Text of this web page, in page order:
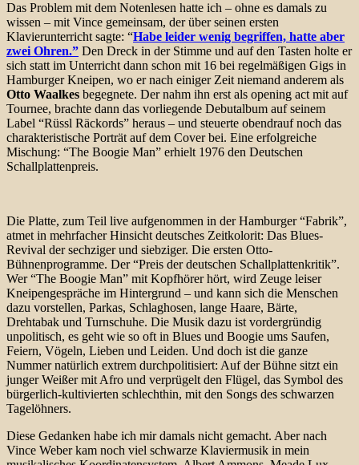
Das Problem mit dem Notenlesen hatte ich – ohne es damals zu
wissen – mit Vince gemeinsam, der über seinen ersten
Klavierunterricht sagte: “Habe leider wenig begriffen, hatte aber
zwei Ohren.” Den Dreck in der Stimme und auf den Tasten holte er
sich statt im Unterricht dann schon mit 16 bei regelmäßigen Gigs in
Hamburger Kneipen, wo er nach einiger Zeit niemand anderem als
Otto Waalkes begegnete. Der nahm ihn erst als opening act mit auf
Tournee, brachte dann das vorliegende Debutalbum auf seinem
Label “Rüssl Räckords” heraus – und steuerte obendrauf noch das
charakteristische Porträt auf dem Cover bei. Eine erfolgreiche
Mischung: “The Boogie Man” erhielt 1976 den Deutschen
Schallplattenpreis.
Die Platte, zum Teil live aufgenommen in der Hamburger “Fabrik”,
atmet in mehrfacher Hinsicht deutsches Zeitkolorit: Das Blues-
Revival der sechziger und siebziger. Die ersten Otto-
Bühnenprogramme. Der “Preis der deutschen Schallplattenkritik”.
Wer “The Boogie Man” mit Kopfhörer hört, wird Zeuge leiser
Kneipengespräche im Hintergrund – und kann sich die Menschen
dazu vorstellen, Parkas, Schlaghosen, lange Haare, Bärte,
Drehtabak und Turnschuhe. Die Musik dazu ist vordergründig
unpolitisch, es geht wie so oft in Blues und Boogie ums Saufen,
Feiern, Vögeln, Lieben und Leiden. Und doch ist die ganze
Nummer natürlich extrem durchpolitisiert: Auf der Bühne sitzt ein
junger Weißer mit Afro und verprügelt den Flügel, das Symbol des
bürgerlich-kultivierten schlechthin, mit den Songs des schwarzen
Tagelöhners.
Diese Gedanken habe ich mir damals nicht gemacht. Aber nach
Vince Weber kam noch viel schwarze Klaviermusik in mein